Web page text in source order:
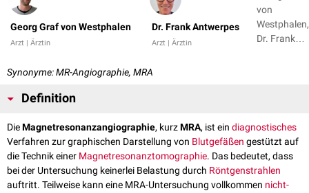
Georg Graf von Westphalen
Arzt | Ärztin
Dr. Frank Antwerpes
Arzt | Ärztin
von
Westphalen,
Dr. Frank
Synonyme: MR-Angiographie, MRA
Definition
DieMagnetresonanzangiographie, kurzMRA, ist ein diagnostisches
Verfahren zur graphischen Darstellung von Blutgefäßen gestützt auf
die Technik einer Magnetresonanztomographie. Das bedeutet, dass
bei der Untersuchung keinerlei Belastung durch Röntgenstrahlen
auftritt. Teilweise kann eine MRA-Untersuchung vollkommen nicht-